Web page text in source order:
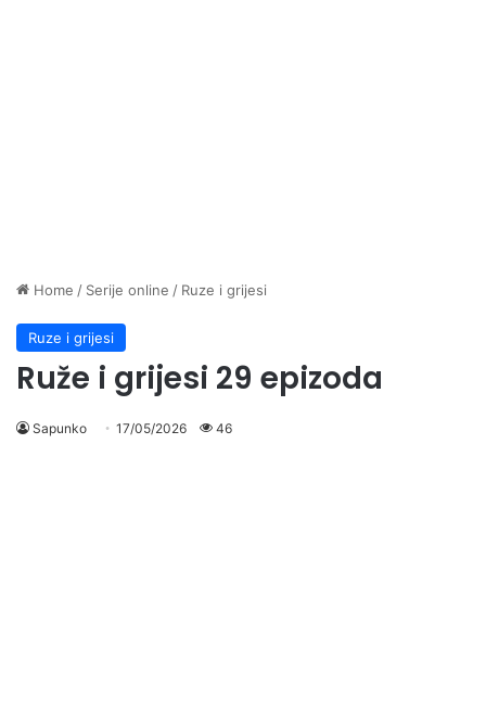
Home / Serije online / Ruze i grijesi
Ruze i grijesi
Ruže i grijesi 29 epizoda
Sapunko 17/05/2026 46